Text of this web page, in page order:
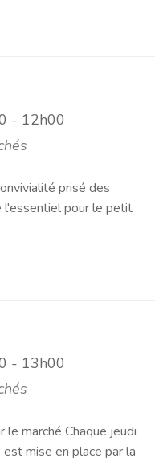
- 12h00
prisé des
l'essentiel pour le petit
- 13h00
marché Chaque jeudi
mise en place par la